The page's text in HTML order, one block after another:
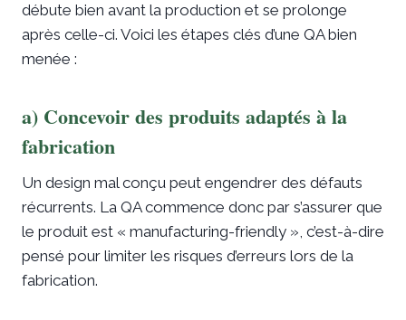
débute bien avant la production et se prolonge
après celle-ci. Voici les étapes clés d’une QA bien
menée :
a) Concevoir des produits adaptés à la
fabrication
Un design mal conçu peut engendrer des défauts
récurrents. La QA commence donc par s’assurer que
le produit est « manufacturing-friendly », c’est-à-dire
pensé pour limiter les risques d’erreurs lors de la
fabrication.